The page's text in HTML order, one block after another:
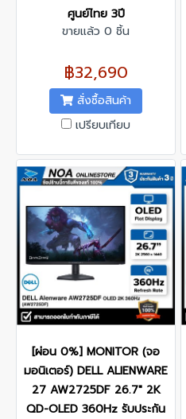
ศูนย์ไทย 3ปี
ขายแล้ว 0 ชิ้น
฿32,690
สั่งซื้อสินค้า
เปรียบเทียบ
[ผ่อน 0%] MONITOR (จอ
มอนิเตอร์) DELL ALIENWARE
27 AW2725DF 26.7" 2K
QD-OLED 360Hz รับประกัน